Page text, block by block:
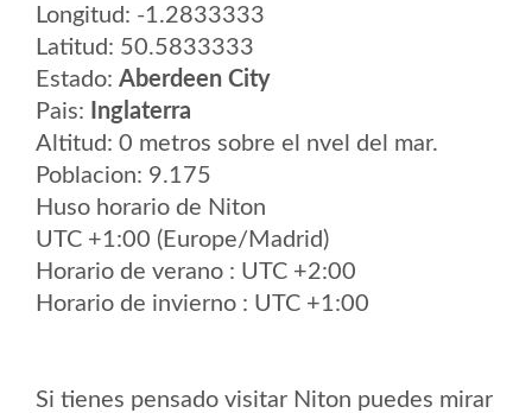
Longitud: -1.2833333
Latitud: 50.5833333
Estado: Aberdeen City
Pais:
Inglaterra
Altitud: 0 metros sobre el nvel del mar.
Poblacion: 9.175
Huso horario de Niton
UTC +1:00 (Europe/Madrid)
Horario de verano : UTC +2:00
Horario de invierno : UTC +1:00
Si tienes pensado visitar Niton puedes mirar